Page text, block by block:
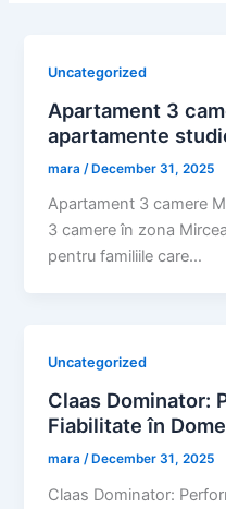
Uncategorized
Apartament 3
apartamente
mara /December 31, 2025
Apartament 3 camere
3 camere în zona
pentru familiile care…
Uncategorized
Claas Dominator:
Fiabilitate în
mara/ December 31, 2025
Claas Dominator: